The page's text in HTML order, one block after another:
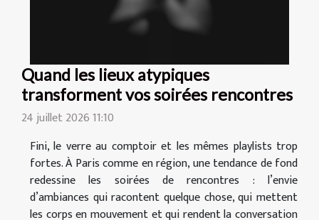
Quand les lieux atypiques
transforment vos soirées rencontres
24 juillet 2026 11:10
Fini, le verre au comptoir et les mêmes playlists trop
fortes. À Paris comme en région, une tendance de fond
redessine les soirées de rencontres : l’envie
d’ambiances qui racontent quelque chose, qui mettent
les corps en mouvement et qui rendent la conversation